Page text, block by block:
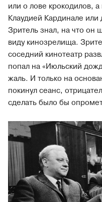
или о лове крокодилов,
Клаудией Кардинале
Зритель знал, на что он
виду кинозрелища.
соседний кинотеатр
попал на «Июльский
жаль. И только на
покинул сеанс,
сделать было бы